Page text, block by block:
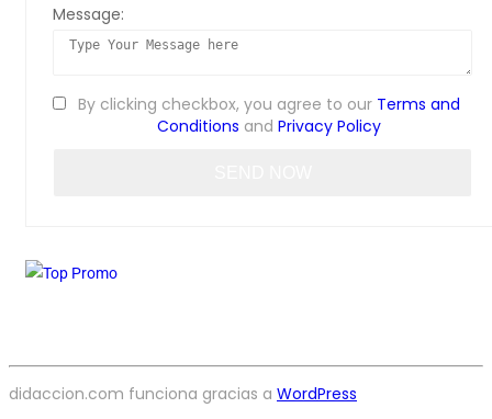
Message:
By clicking checkbox, you agree to our Terms and
Conditions and Privacy Policy
didaccion.com funciona gracias a WordPress